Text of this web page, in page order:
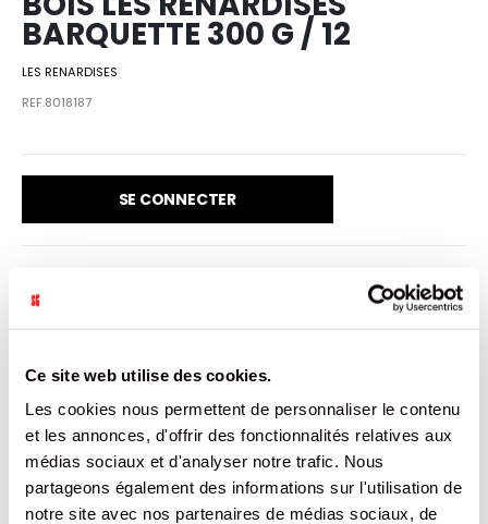
Ce site web utilise des cookies.
Les cookies nous permettent de personnaliser le contenu
et les annonces, d'offrir des fonctionnalités relatives aux
médias sociaux et d'analyser notre trafic. Nous
partageons également des informations sur l'utilisation de
notre site avec nos partenaires de médias sociaux, de
BARQUETTE 300 G / 12
LES RENARDISES
REF.8018187
SE CONNECTER
VENDU PAR: 12
INFORMATION
Découvrez notre délicieuse barquette de couques fourrés
aux fruits des bois. Chaque couque, délicatement doré,
renferme une garniture généreuse et parfumée aux
saveurs intenses de framboises, myrtilles et mûres.